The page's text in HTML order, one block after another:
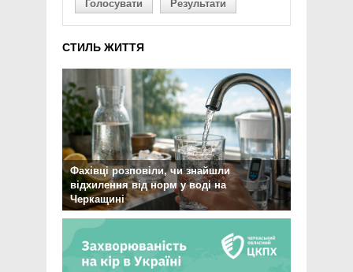
Голосувати Результати
СТИЛЬ ЖИТТЯ
Фахівці розповіли, чи знайшли
відхилення від норм у воді на
Черкащині